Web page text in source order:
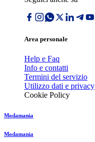
Area personale
Help e Faq
Info e contatti
Termini del servizio
Utilizzo dati e privacy
Cookie Policy
Modamania
Modamania